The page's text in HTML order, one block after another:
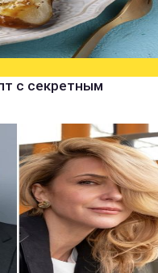
с секретным